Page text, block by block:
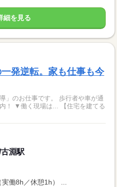
細を見る
発逆転。家も仕事も今
です。 歩行者や車が通
てる
淵駅
働8h／休憩1h） ...